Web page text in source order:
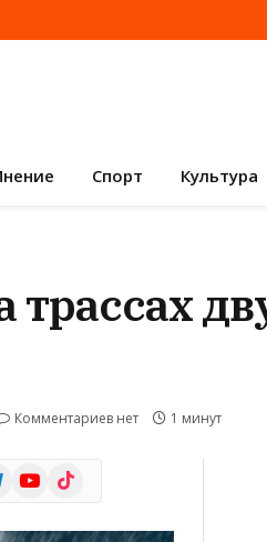
Спорт Культура
Комментариев нет 1 минут
YouTube
TikTok